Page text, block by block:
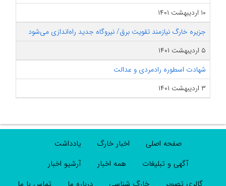
۱۰ اردیبهشت ۱۴۰۱
جزیره خارگ نیازمند تقویت برق/ نیروگاه جدید راه‌اندازی می‌شود
۵ اردیبهشت ۱۴۰۱
شهادت اسطوره رادمردی و عدالت
۳ اردیبهشت ۱۴۰۱
صفحه اصلی اخبار خارگ
یادداشت
آگهی و تبلیغات
همه اخبار
آرشیو اخبار